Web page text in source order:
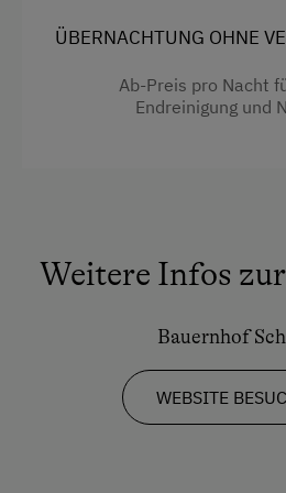
Bergwanderführer
Klettern
Liegewiese
Naturpark
Rodelbahn in der Nähe
Heizung
Kaffeemaschine
Mikrowelle mit
Küche
Wlan
ÜBERNACHTUNG OHNE
Ab-Preis pro Nacht
Endreinigung und
Weitere Infos
Bauernhof
WEBSITE